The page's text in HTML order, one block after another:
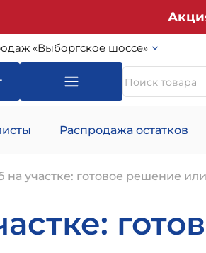
«Выборгское шоссе»
Распродажа остатков
на участке: готовое решение